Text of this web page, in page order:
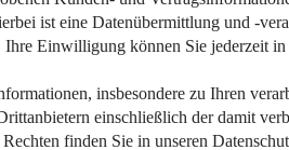
Geld, Ärger und Nerven
Mieterschäden können zu hohen
Sie Geld für
zurückgelegt werden
in dieser Höhe an. Bei